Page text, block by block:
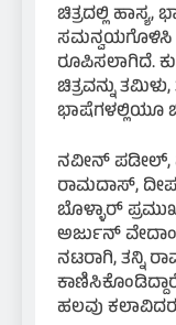
ಚಿತ್ರದಲ್ಲಿ
ಸಮನ್ವಯಗೊಳಿಸಿ
ರೂಪಿಸಲಾಗಿದೆ.
ಚಿತ್ರವನ್ನು
ಭಾಷೆಗಳಲ್ಲಿಯೂ
ನವೀನ್ ಪಡೀಲ್,
ರಾಮದಾಸ್,
ಬೊಳ್ಳಾರ್
ಅರ್ಜುನ್
ನಟರಾಗಿ, ತನ್ನಿ
ಹಲವು